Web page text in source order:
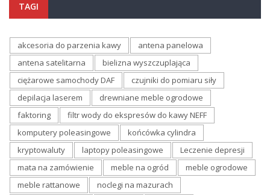
TAGI
akcesoria do parzenia kawy
antena panelowa
antena satelitarna
bielizna wyszczuplająca
ciężarowe samochody DAF
czujniki do pomiaru siły
depilacja laserem
drewniane meble ogrodowe
faktoring
filtr wody do ekspresów do kawy NEFF
komputery poleasingowe
końcówka cylindra
kryptowaluty
laptopy poleasingowe
Leczenie depresji
mata na zamówienie
meble na ogród
meble ogrodowe
meble rattanowe
noclegi na mazurach